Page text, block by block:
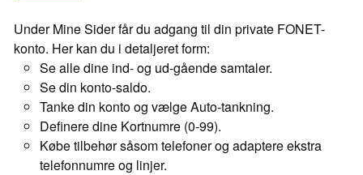
Under Mine Sider får du adgang til din private FONET-
konto. Her kan du i detaljeret form:
Se alle dine ind- og ud-gående samtaler.
Se din konto-saldo.
Tanke din konto og vælge Auto-tankning.
Definere dine Kortnumre (0-99).
Købe tilbehør såsom telefoner og adaptere ekstra
telefonnumre og linjer.